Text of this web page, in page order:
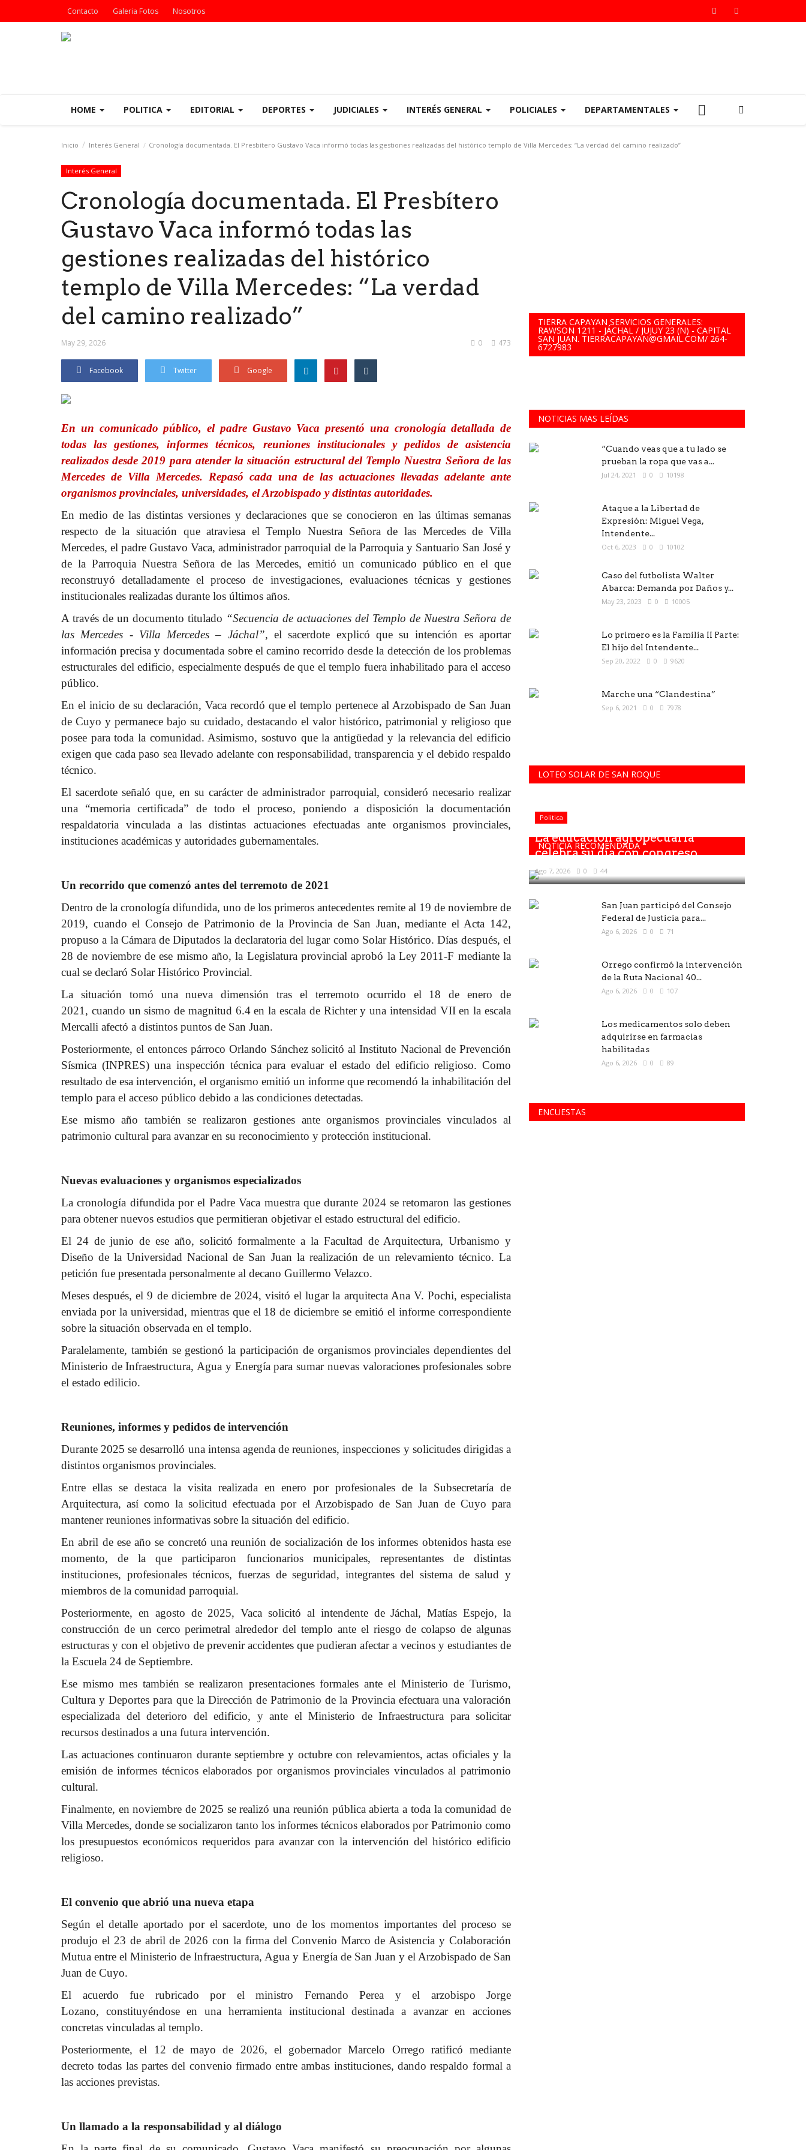
Contacto Galeria Fotos Nosotros
HOME POLITICA EDITORIAL DEPORTES JUDICIALES INTERÉS GENERAL POLICIALES DEPARTAMENTALES
Inicio Interés General Cronología documentada. El Presbítero Gustavo Vaca informó todas las gestiones realizadas del histórico templo de Villa Mercedes: “La verdad del camino realizado”
Interés General
Cronología documentada. El Presbítero
Gustavo Vaca informó todas las
gestiones realizadas del histórico
templo de Villa Mercedes: “La verdad
del camino realizado”
May 29, 2026 473
0
Facebook Twitter Google
En un comunicado público, el padre Gustavo Vaca presentó una cronología detallada de
todas las gestiones, informes técnicos, reuniones institucionales y pedidos de asistencia
realizados desde 2019 para atender la situación estructural del Templo Nuestra Señora de las
Mercedes de Villa Mercedes. Repasó cada una de las actuaciones llevadas adelante ante
organismos provinciales, universidades, el Arzobispado y distintas autoridades.
En medio de las distintas versiones y declaraciones que se conocieron en las últimas semanas
respecto de la situación que atraviesa el Templo Nuestra Señora de las Mercedes de Villa
Mercedes, el padre Gustavo Vaca, administrador parroquial de la Parroquia y Santuario San José y
de la Parroquia Nuestra Señora de las Mercedes, emitió un comunicado público en el que
reconstruyó detalladamente el proceso de investigaciones, evaluaciones técnicas y gestiones
institucionales realizadas durante los últimos años.
A través de un documento titulado “Secuencia de actuaciones del Templo de Nuestra Señora de
las Mercedes - Villa Mercedes – Jáchal”, el sacerdote explicó que su intención es aportar
información precisa y documentada sobre el camino recorrido desde la detección de los problemas
estructurales del edificio, especialmente después de que el templo fuera inhabilitado para el acceso
público.
En el inicio de su declaración, Vaca recordó que el templo pertenece al Arzobispado de San Juan
de Cuyo y permanece bajo su cuidado, destacando el valor histórico, patrimonial y religioso que
posee para toda la comunidad. Asimismo, sostuvo que la antigüedad y la relevancia del edificio
exigen que cada paso sea llevado adelante con responsabilidad, transparencia y el debido respaldo
técnico.
El sacerdote señaló que, en su carácter de administrador parroquial, consideró necesario realizar
una “memoria certificada” de todo el proceso, poniendo a disposición la documentación
respaldatoria vinculada a las distintas actuaciones efectuadas ante organismos provinciales,
instituciones académicas y autoridades gubernamentales.
Un recorrido que comenzó antes del terremoto de 2021
Dentro de la cronología difundida, uno de los primeros antecedentes remite al 19 de noviembre de
2019, cuando el Consejo de Patrimonio de la Provincia de San Juan, mediante el Acta 142,
propuso a la Cámara de Diputados la declaratoria del lugar como Solar Histórico. Días después, el
28 de noviembre de ese mismo año, la Legislatura provincial aprobó la Ley 2011-F mediante la
cual se declaró Solar Histórico Provincial.
La situación tomó una nueva dimensión tras el terremoto ocurrido el 18 de enero de
2021, cuando un sismo de magnitud 6.4 en la escala de Richter y una intensidad VII en la escala
Mercalli afectó a distintos puntos de San Juan.
Posteriormente, el entonces párroco Orlando Sánchez solicitó al Instituto Nacional de Prevención
Sísmica (INPRES) una inspección técnica para evaluar el estado del edificio religioso. Como
resultado de esa intervención, el organismo emitió un informe que recomendó la inhabilitación del
templo para el acceso público debido a las condiciones detectadas.
Ese mismo año también se realizaron gestiones ante organismos provinciales vinculados al
patrimonio cultural para avanzar en su reconocimiento y protección institucional.
Nuevas evaluaciones y organismos especializados
La cronología difundida por el Padre Vaca muestra que durante 2024 se retomaron las gestiones
para obtener nuevos estudios que permitieran objetivar el estado estructural del edificio.
El 24 de junio de ese año, solicitó formalmente a la Facultad de Arquitectura, Urbanismo y
Diseño de la Universidad Nacional de San Juan la realización de un relevamiento técnico. La
petición fue presentada personalmente al decano Guillermo Velazco.
Meses después, el 9 de diciembre de 2024, visitó el lugar la arquitecta Ana V. Pochi, especialista
enviada por la universidad, mientras que el 18 de diciembre se emitió el informe correspondiente
sobre la situación observada en el templo.
Paralelamente, también se gestionó la participación de organismos provinciales dependientes del
Ministerio de Infraestructura, Agua y Energía para sumar nuevas valoraciones profesionales sobre
el estado edilicio.
Reuniones, informes y pedidos de intervención
Durante 2025 se desarrolló una intensa agenda de reuniones, inspecciones y solicitudes dirigidas a
distintos organismos provinciales.
Entre ellas se destaca la visita realizada en enero por profesionales de la Subsecretaría de
Arquitectura, así como la solicitud efectuada por el Arzobispado de San Juan de Cuyo para
mantener reuniones informativas sobre la situación del edificio.
En abril de ese año se concretó una reunión de socialización de los informes obtenidos hasta ese
momento, de la que participaron funcionarios municipales, representantes de distintas
instituciones, profesionales técnicos, fuerzas de seguridad, integrantes del sistema de salud y
miembros de la comunidad parroquial.
Posteriormente, en agosto de 2025, Vaca solicitó al intendente de Jáchal, Matías Espejo, la
construcción de un cerco perimetral alrededor del templo ante el riesgo de colapso de algunas
estructuras y con el objetivo de prevenir accidentes que pudieran afectar a vecinos y estudiantes de
la Escuela 24 de Septiembre.
Ese mismo mes también se realizaron presentaciones formales ante el Ministerio de Turismo,
Cultura y Deportes para que la Dirección de Patrimonio de la Provincia efectuara una valoración
especializada del deterioro del edificio, y ante el Ministerio de Infraestructura para solicitar
recursos destinados a una futura intervención.
Las actuaciones continuaron durante septiembre y octubre con relevamientos, actas oficiales y la
emisión de informes técnicos elaborados por organismos provinciales vinculados al patrimonio
cultural.
Finalmente, en noviembre de 2025 se realizó una reunión pública abierta a toda la comunidad de
Villa Mercedes, donde se socializaron tanto los informes técnicos elaborados por Patrimonio como
los presupuestos económicos requeridos para avanzar con la intervención del histórico edificio
religioso.
El convenio que abrió una nueva etapa
Según el detalle aportado por el sacerdote, uno de los momentos importantes del proceso se
produjo el 23 de abril de 2026 con la firma del Convenio Marco de Asistencia y Colaboración
Mutua entre el Ministerio de Infraestructura, Agua y Energía de San Juan y el Arzobispado de San
Juan de Cuyo.
El acuerdo fue rubricado por el ministro Fernando Perea y el arzobispo Jorge
Lozano, constituyéndose en una herramienta institucional destinada a avanzar en acciones
concretas vinculadas al templo.
Posteriormente, el 12 de mayo de 2026, el gobernador Marcelo Orrego ratificó mediante
decreto todas las partes del convenio firmado entre ambas instituciones, dando respaldo formal a
las acciones previstas.
Un llamado a la responsabilidad y al diálogo
TIERRA CAPAYAN SERVICIOS GENERALES:
RAWSON 1211 - JÁCHAL / JUJUY 23 (N) - CAPITAL
SAN JUAN. TIERRACAPAYAN@GMAIL.COM/ 264-
6727983
NOTICIAS MAS LEÍDAS
“Cuando veas que a tu lado se
prueban la ropa que vas a...
Jul 24, 2021 0 10198
Ataque a la Libertad de
Expresión: Miguel Vega,
Intendente...
Oct 6, 2023 0 10102
Caso del futbolista Walter
Abarca: Demanda por Daños y...
May 23, 2023 0 10005
Lo primero es la Familia II Parte:
El hijo del Intendente...
Sep 20, 2022 0 9620
Marche una “Clandestina”
Sep 6, 2021 0 7978
LOTEO SOLAR DE SAN ROQUE
NOTICIA RECOMENDADA
Politica
La educación agropecuaria
celebra su día con congreso,...
Ago 7, 2026 0 44
San Juan participó del Consejo
Federal de Justicia para...
Ago 6, 2026 0 71
Orrego confirmó la intervención
de la Ruta Nacional 40...
Ago 6, 2026 0 107
Los medicamentos solo deben
adquirirse en farmacias
habilitadas
Ago 6, 2026 0 89
ENCUESTAS